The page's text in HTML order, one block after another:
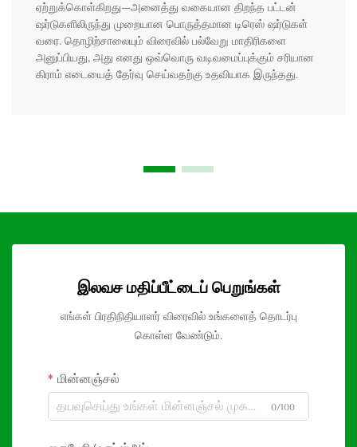
ஏற்றுக்கொள்கிறது—அனைத்து வகையான திறந்த பட்டன்
ஷர்டுகளிலிருந்து முறையான பொருத்தமான டிரெஸ் ஷர்டுகள்
வரை. தொழிற்சாலையும் விரைவில் பல்வேறு மாதிரிகளை
அனுப்பியது, அது எனது ஒவ்வொரு வடிவமைப்புக்கும் சரியான
கிராம் எடையைத் தேர்வு செய்வதற்கு உதவியாக இருந்தது.
இலவச மதிப்பீட்டைப் பெறுங்கள்
எங்கள் பிரதிநிதியாளர் விரைவில் உங்களைத் தொடர்பு
கொள்ள வேண்டும்.
மின்னஞ்சல்
0/100